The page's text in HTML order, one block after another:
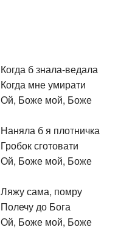
Когда б знала-ведала
Когда мне умирати
Ой, Боже мой, Боже
Наняла б я плотничка
Гробок сготовати
Ой, Боже мой, Боже
Ляжу сама, помру
Полечу до Бога
Ой, Боже мой, Боже